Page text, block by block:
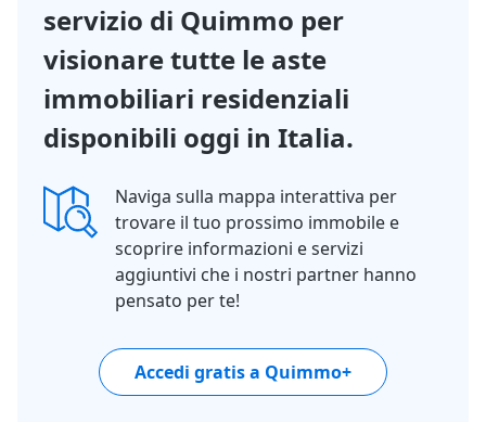
servizio di Quimmo per
visionare tutte le aste
immobiliari residenziali
disponibili oggi in Italia.
Naviga sulla mappa interattiva per
trovare il tuo prossimo immobile e
scoprire informazioni e servizi
aggiuntivi che i nostri partner hanno
pensato per te!
Accedi gratis a Quimmo+